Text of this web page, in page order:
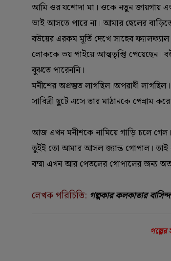
আমি ওর যশোদা মা। ওকে নতুন জায়গায়
ভাই আসতে পারে না। আমার ছেলের
বউয়ের এরকম মূর্তি দেখে সাহেব
লোককে ভয় পাইয়ে আত্মতৃপ্তি পেয়েছেন।
বুঝতে পারেননি।
মনীশের অপ্রস্তুত লাগছিল।অপরাধী
সাবিত্রী ছুটে এসে তার মাঠানকে পেন্নাম
আজ এখন মনীশকে নামিয়ে গাড়ি চলে
তুইই তো আমার আসল জ্যান্ত গোপাল। তাই
বম্মা এখন আর পেতলের গোপালের জন্য অত
লেখক পরিচিতি: গল্পকারকলকাতার
গল্পের